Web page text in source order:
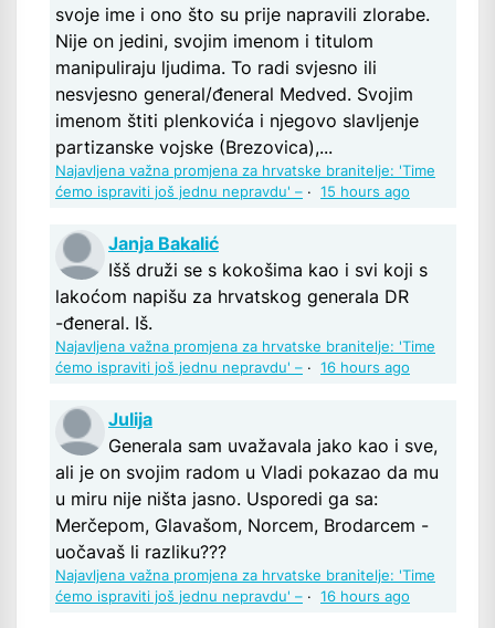
svoje ime i ono što su prije napravili zlorabe.
Nije on jedini, svojim imenom i titulom
manipuliraju ljudima. To radi svjesno ili
nesvjesno general/đeneral Medved. Svojim
imenom štiti plenkovića i njegovo slavljenje
partizanske vojske (Brezovica),...
Najavljena važna promjena za hrvatske branitelje: 'Time
ćemo ispraviti još jednu nepravdu' – · 15 hours ago
Janja Bakalić
Išš druži se s kokošima kao i svi koji s
lakoćom napišu za hrvatskog generala DR
-đeneral. Iš.
Najavljena važna promjena za hrvatske branitelje: 'Time
ćemo ispraviti još jednu nepravdu' – · 16 hours ago
Julija
Generala sam uvažavala jako kao i sve,
ali je on svojim radom u Vladi pokazao da mu
u miru nije ništa jasno. Usporedi ga sa:
Merčepom, Glavašom, Norcem, Brodarcem -
uočavaš li razliku???
Najavljena važna promjena za hrvatske branitelje: 'Time
ćemo ispraviti još jednu nepravdu' – · 16 hours ago